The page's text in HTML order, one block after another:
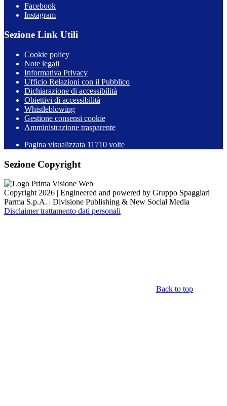
Facebook
Instagram
Sezione Link Utili
Cookie policy
Note legali
Informativa Privacy
Ufficio Relazioni con il Pubblico
Dichiarazione di accessibilità
Obiettivi di accessibilità
Whistleblowing
Gestione consensi cookie
Amministrazione trasparente
Pagina visualizzata 11710 volte
Sezione Copyright
Copyright 2026 | Engineered and powered by Gruppo Spaggiari
Parma S.p.A. | Divisione Publishing & New Social Media
Disclaimer trattamento dati personali
Back to top